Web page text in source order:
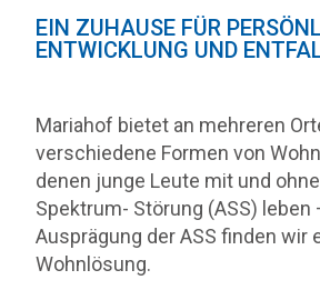
EIN ZUHAUSE FÜR
ENTWICKLUNG UND
Mariahof bietet an mehreren
verschiedene Formen von
denen junge Leute mit und
Spektrum- Störung (ASS) leben
Ausprägung der ASS finden wir
Wohnlösung.